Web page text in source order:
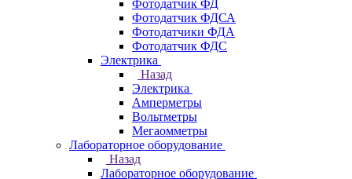
Фотодатчик ФД
Фотодатчик ФДСА
Фотодатчики ФДА
Фотодатчик ФДС
Электрика
Назад
Электрика
Амперметры
Вольтметры
Мегаомметры
Лабораторное оборудование
Назад
Лабораторное оборудование